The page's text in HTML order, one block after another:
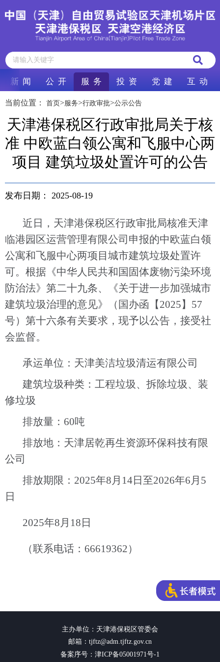
新 闻 公 开 服 务 投 资 党 建 互 动
当前位置： 首页>服务>行政审批>公示公告
天津港保税区行政审批局关于核
准 中欧蓝白领公寓和飞服中心两
项目 建筑垃圾处置许可的公告
发布日期： 2025-08-19
近日，天津港保税区行政审批局核准天津
临港园区运营管理有限公司申报的中欧蓝白领
公寓和飞服中心两项目城市建筑垃圾处置许
可。根据《中华人民共和国固体废物污染环境
防治法》第二十九条、《关于进一步加强城市
建筑垃圾治理的意见》（国办函【2025】 57
号）第十六条有关要求，现予以公告，接受社
会监督。
承运单位：天津美洁垃圾清运有限公司
建筑垃圾种类：工程垃圾、拆除垃圾、装
修垃圾
排放量： 60吨
排放地：天津居乾再生资源环保科技有限
公司
排放期限： 2025年8月 14日至2026年6月 5
日
2025年8月 18 日
（联系电话： 66619362）
主办单位：天津港保税区管委会
邮箱：tjftz@adm.tjftz.gov.cn
备案序号：津ICP备05001971号-1